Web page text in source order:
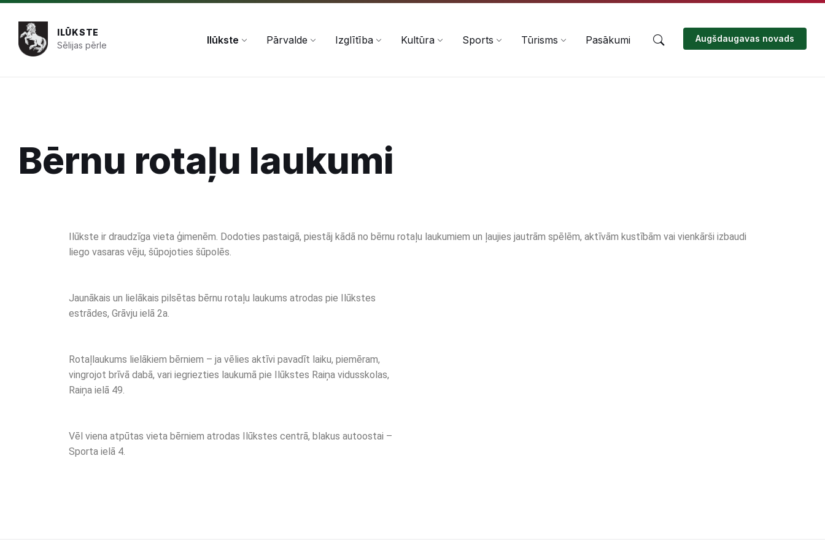
ILŪKSTE
Sēlijas pērle
Ilūkste Pārvalde Izglītība Kultūra Sports Tūrisms Pasākumi Augšdaugavas novads
Bērnu rotaļu laukumi
Ilūkste ir draudzīga vieta ģimenēm. Dodoties pastaigā, piestāj kādā no bērnu rotaļu laukumiem un ļaujies jautrām spēlēm, aktīvām kustībām vai vienkārši izbaudi
liego vasaras vēju, šūpojoties šūpolēs.
Jaunākais un lielākais pilsētas bērnu rotaļu laukums atrodas pie Ilūkstes
estrādes, Grāvju ielā 2a.
Rotaļlaukums lielākiem bērniem – ja vēlies aktīvi pavadīt laiku, piemēram,
vingrojot brīvā dabā, vari iegriezties laukumā pie Ilūkstes Raiņa vidusskolas,
Raiņa ielā 49.
Vēl viena atpūtas vieta bērniem atrodas Ilūkstes centrā, blakus autoostai –
Sporta ielā 4.